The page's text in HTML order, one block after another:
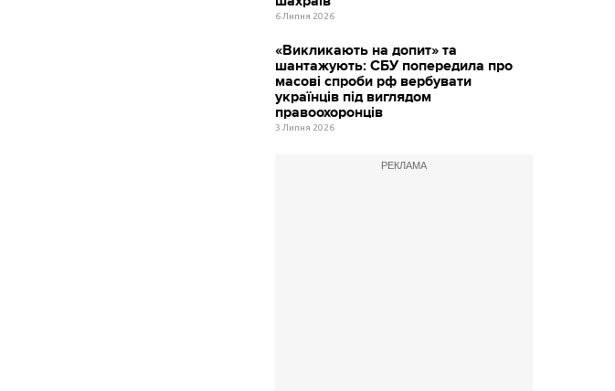
6 Липня 2026
«Викликають на допит» та
шантажують: СБУ попередила про
масові спроби рф вербувати
українців під виглядом
правоохоронців
3 Липня 2026
РЕКЛАМА